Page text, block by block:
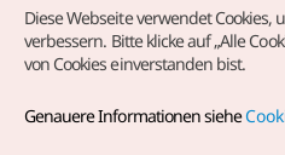
vorbehalten.
Diese Webseite verwendet
verbessern. Bitte klicke auf „Alle
von Cookies einverstanden bist.
Genauere Informationen siehe